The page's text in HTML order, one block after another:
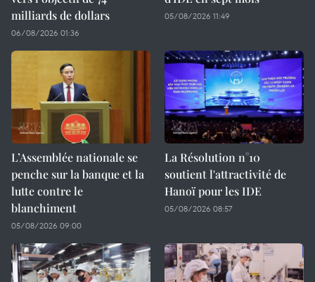
milliards de dollars
06/08/2026 01:36
05/08/2026 11:49
L’Assemblée nationale se
penche sur la banque et la
lutte contre le
blanchiment
05/08/2026 09:00
La Résolution n°10
soutient l'attractivité de
Hanoï pour les IDE
05/08/2026 08:57